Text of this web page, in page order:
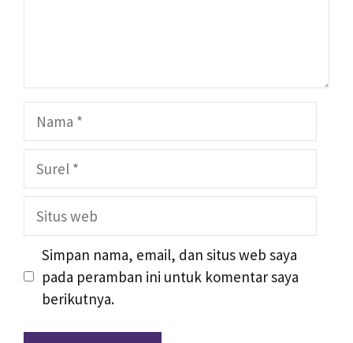
Nama
Surel
Situs
Simpan nama, email, dan situs web saya
pada peramban ini untuk komentar saya
berikutnya.